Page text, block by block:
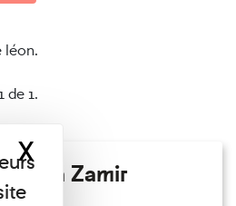
léon.
de 1.
- Villa Zamir
XMasquer le